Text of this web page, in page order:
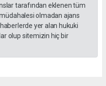
tarafından eklenen tüm
olmadan ajans
yer alan hukuki
olup sitemizin hiç bir